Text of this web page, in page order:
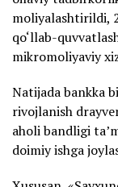
moliyalashtirildi,
qo‘llab-
mikromoliyaviy
Natijada bankka
rivojlanish
aholi bandligi
doimiy ishga